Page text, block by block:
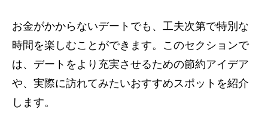
お金がかからないデートでも、工夫次第で特別な
時間を楽しむことができます。このセクションで
は、デートをより充実させるための節約アイデア
や、実際に訪れてみたいおすすめスポットを紹介
します。